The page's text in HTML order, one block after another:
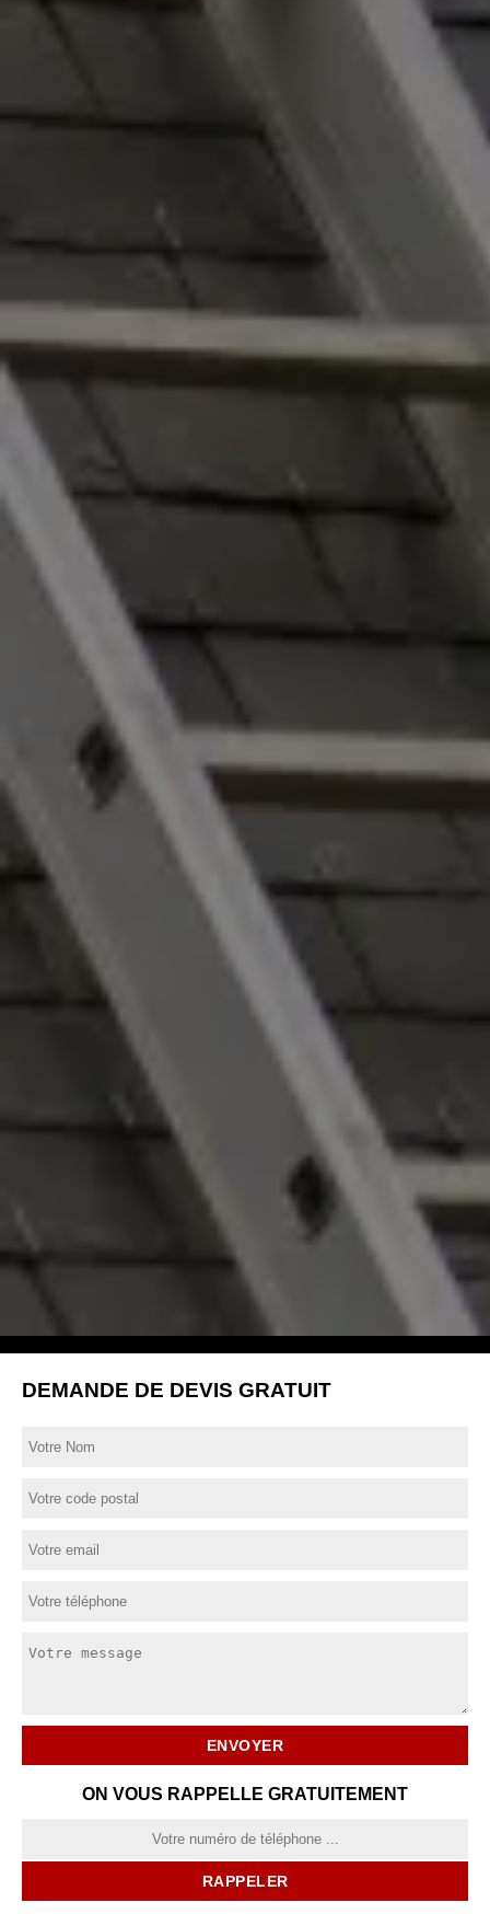
DEMANDE DE DEVIS GRATUIT
ON VOUS RAPPELLE GRATUITEMENT